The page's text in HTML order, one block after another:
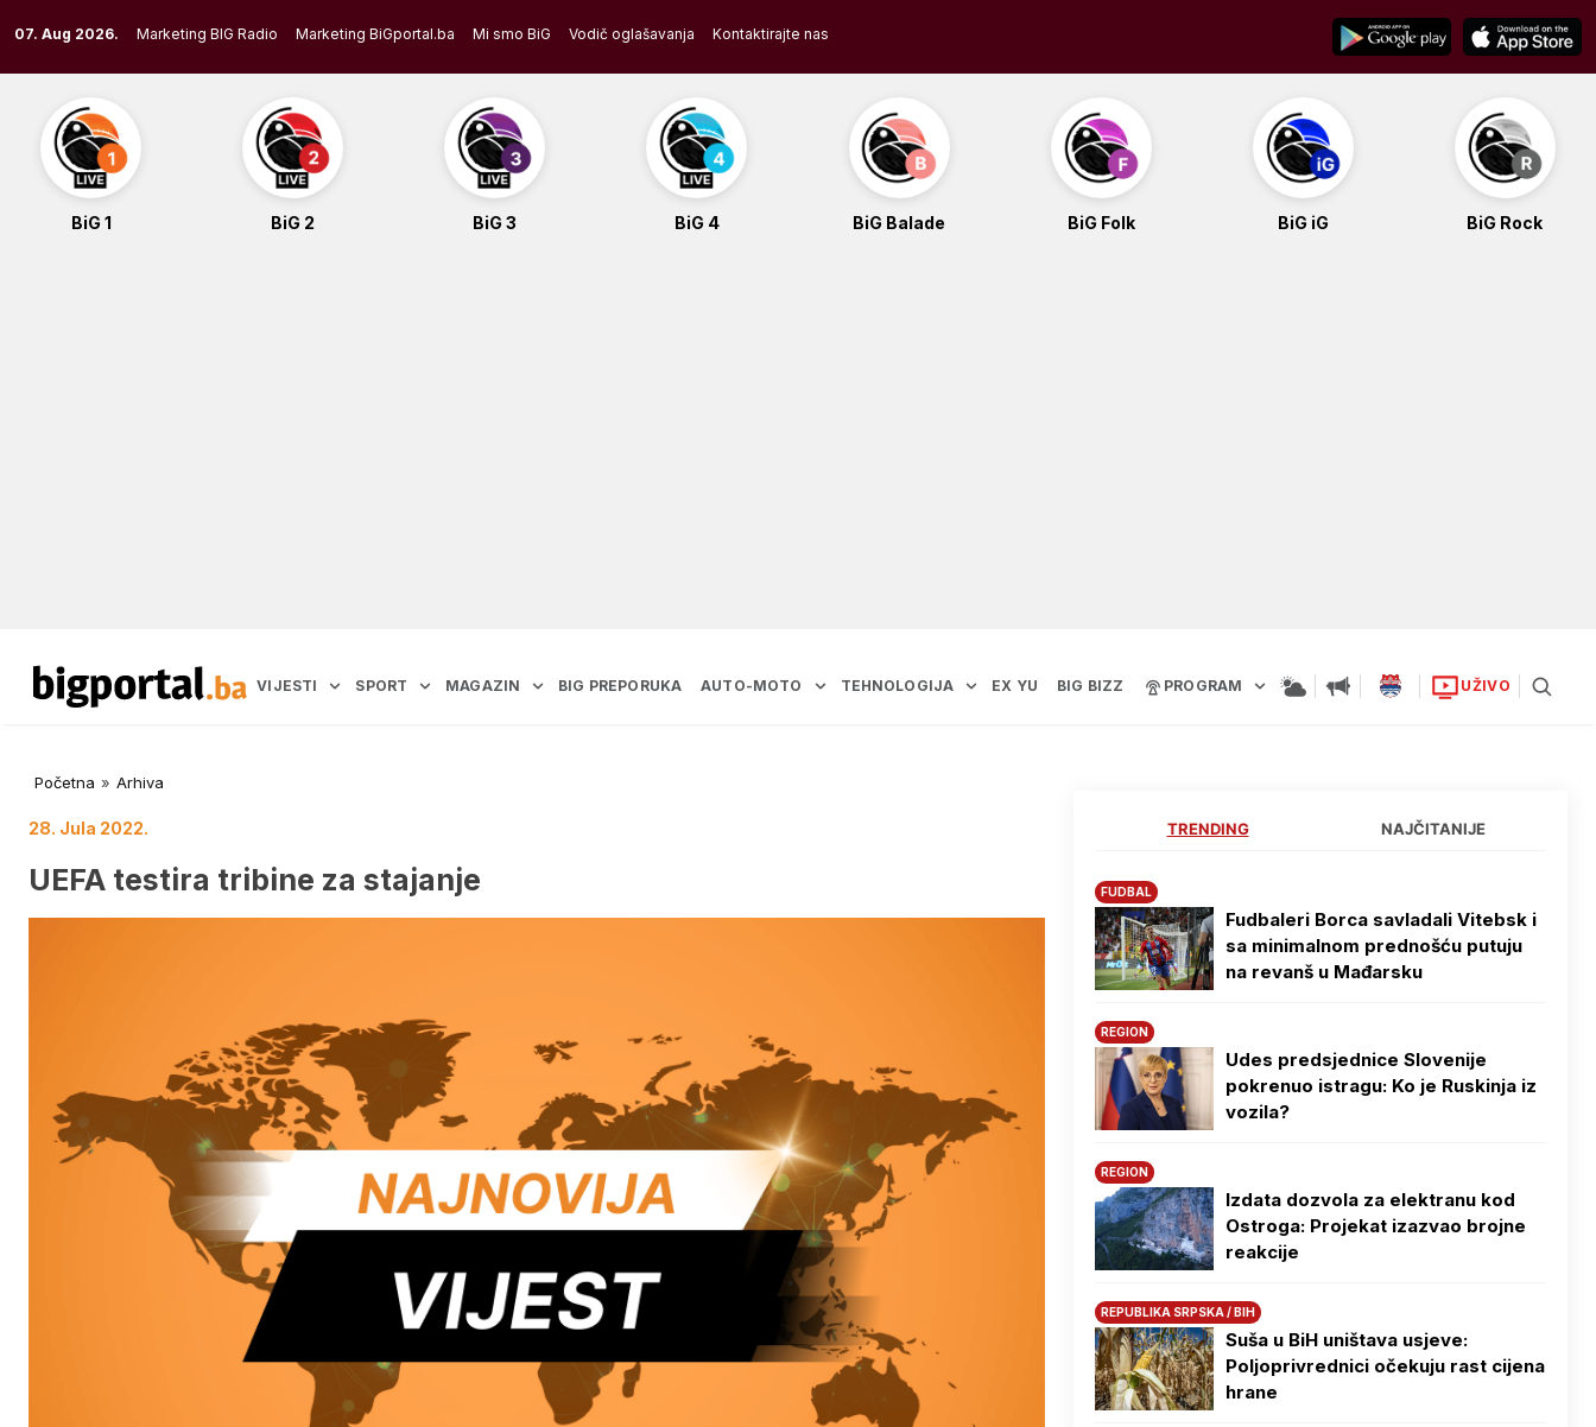
to
content
07. Aug 2026. Marketing BIG Radio Marketing BiGportal.ba Mi smo BiG Vodič oglašavanja Kontaktirajte nas
BiG 1 BiG 2 BiG 3 BiG 4 BiG Balade BiG Folk BiG iG BiG Rock
VIJESTI SPORT MAGAZIN BIG PREPORUKA AUTO-MOTO TEHNOLOGIJA EX YU BIG BIZZ PROGRAM UŽIVO
Početna » Arhiva
28. Jula 2022.
UEFA testira tribine za stajanje
TRENDING NAJČITANIJE
FUDBAL
Fudbaleri Borca savladali Vitebsk i
sa minimalnom prednošću putuju
na revanš u Mađarsku
REGION
Udes predsjednice Slovenije
pokrenuo istragu: Ko je Ruskinja iz
vozila?
REGION
Izdata dozvola za elektranu kod
Ostroga: Projekat izazvao brojne
reakcije
REPUBLIKA SRPSKA / BIH
Suša u BiH uništava usjeve:
Poljoprivrednici očekuju rast cijena
hrane